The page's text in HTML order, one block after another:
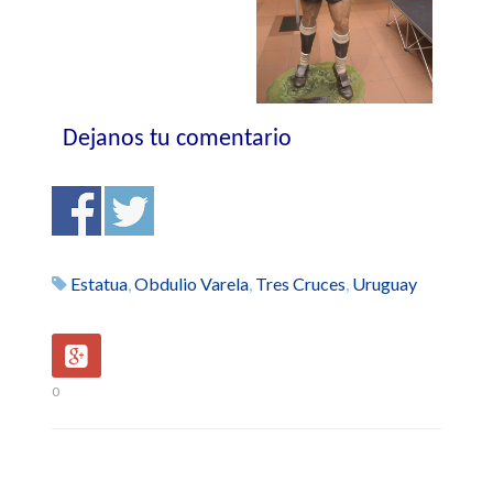
Dejanos tu comentario
Estatua,Obdulio Varela, Tres Cruces, Uruguay
0